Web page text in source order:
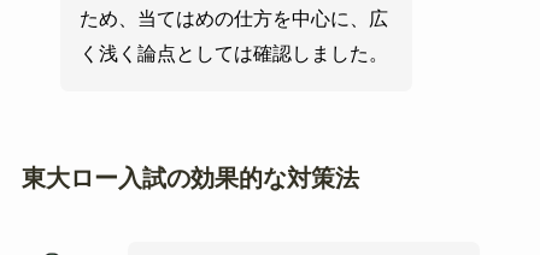
ため、当てはめの仕方を中心に、広
く浅く論点としては確認しました。
東大ロー入試の効果的な対策法